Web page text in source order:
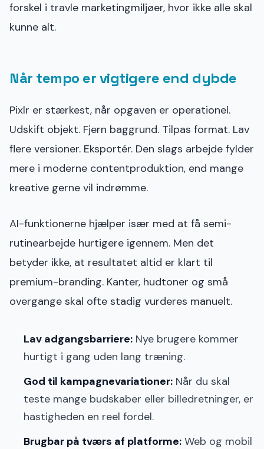
forskel i travle marketingmiljøer, hvor ikke alle skal
kunne alt.
Når tempo er vigtigere end dybde
Pixlr er stærkest, når opgaven er operationel.
Udskift objekt. Fjern baggrund. Tilpas format. Lav
flere versioner. Eksportér. Den slags arbejde fylder
mere i moderne contentproduktion, end mange
kreative gerne vil indrømme.
AI-funktionerne hjælper især med at få semi-
rutinearbejde hurtigere igennem. Men det
betyder ikke, at resultatet altid er klart til
premium-branding. Kanter, hudtoner og små
overgange skal ofte stadig vurderes manuelt.
Lav adgangsbarriere: Nye brugere kommer
hurtigt i gang uden lang træning.
God til kampagnevariationer: Når du skal
teste mange budskaber eller billedretninger, er
hastigheden en reel fordel.
Brugbar på tværs af platforme: Web og mobil